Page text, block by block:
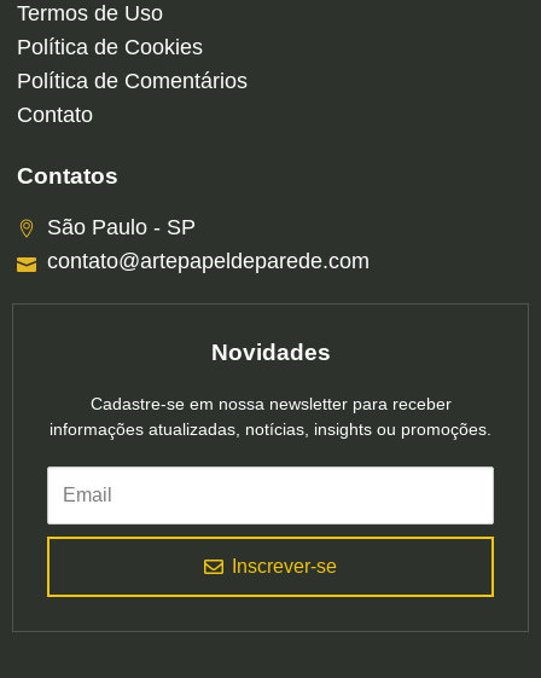
Termos de Uso
Política de Cookies
Política de Comentários
Contato
Contatos
São Paulo - SP
contato@artepapeldeparede.com
Novidades
Cadastre-se em nossa newsletter para receber
informações atualizadas, notícias, insights ou promoções.
Inscrever-se